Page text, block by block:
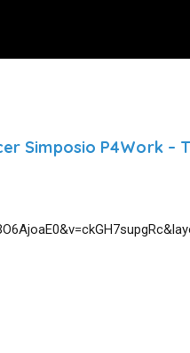
Simposio P4Work –